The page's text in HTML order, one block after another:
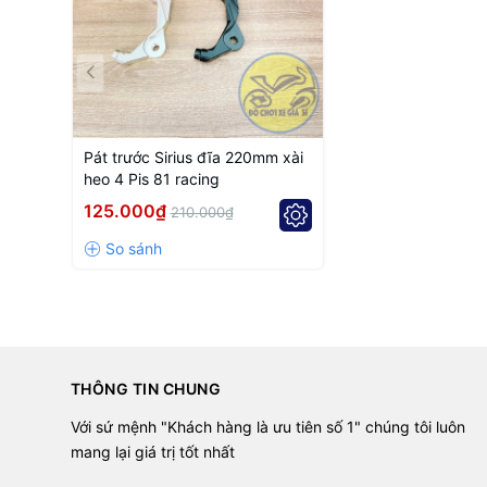
Brake Disc Size: 220mm
Caliper: 81 Racing 4-Piston
Color Options: Black / White
Brand: Nguyen Vu Motorbike (NVM)
CUSTOM CNC
In addition to ready-made products,
✔ Competitive market pricing
📞 Contact us for consultation and detailed quotations for
Pát trước Sirius đĩa 220mm xài
heo 4 Pis 81 racing
125.000₫ 210.000₫
THÔNG TIN CHUNG
Với sứ mệnh "Khách hàng là ưu tiên số 1" chúng tôi luôn
mang lại giá trị tốt nhất